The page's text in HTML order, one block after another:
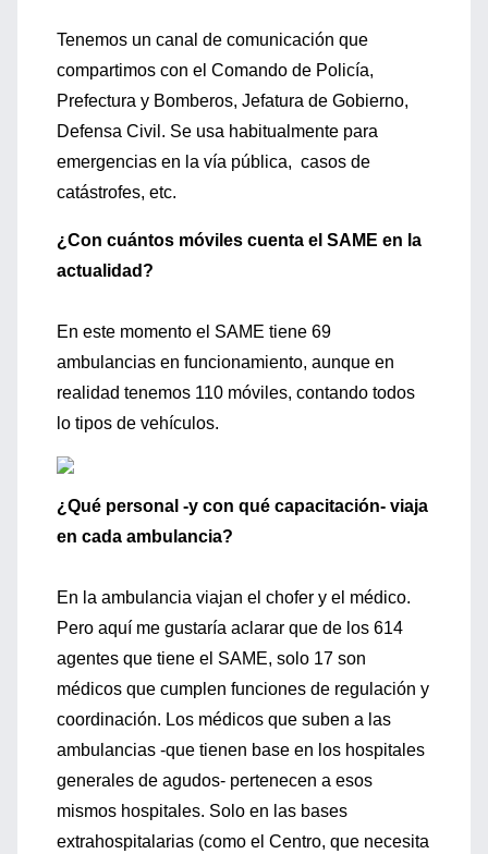
Tenemos un canal de comunicación que
compartimos con el Comando de Policía,
Prefectura y Bomberos, Jefatura de Gobierno,
Defensa Civil. Se usa habitualmente para
emergencias en la vía pública, casos de
catástrofes, etc.
¿Con cuántos móviles cuenta el SAME en la
actualidad?
En este momento el SAME tiene 69
ambulancias en funcionamiento, aunque en
realidad tenemos 110 móviles, contando todos
lo tipos de vehículos.
¿Qué personal -y con qué capacitación- viaja
en cada ambulancia?
En la ambulancia viajan el chofer y el médico.
Pero aquí me gustaría aclarar que de los 614
agentes que tiene el SAME, solo 17 son
médicos que cumplen funciones de regulación y
coordinación. Los médicos que suben a las
ambulancias -que tienen base en los hospitales
generales de agudos- pertenecen a esos
mismos hospitales. Solo en las bases
extrahospitalarias (como el Centro, que necesita